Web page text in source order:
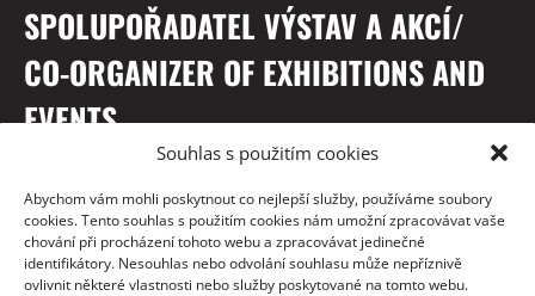
Souhlas s použitím cookies
Abychom vám mohli poskytnout co nejlepší služby, používáme soubory
cookies. Tento souhlas s použitím cookies nám umožní zpracovávat vaše
chování při procházení tohoto webu a zpracovávat jedinečné
identifikátory. Nesouhlas nebo odvolání souhlasu může nepříznivě
ovlivnit některé vlastnosti nebo služby poskytované na tomto webu.
SPOLUPOŘADATEL VÝSTAV A AKCÍ/
CO-ORGANIZER OF EXHIBITIONS AND
EVENTS